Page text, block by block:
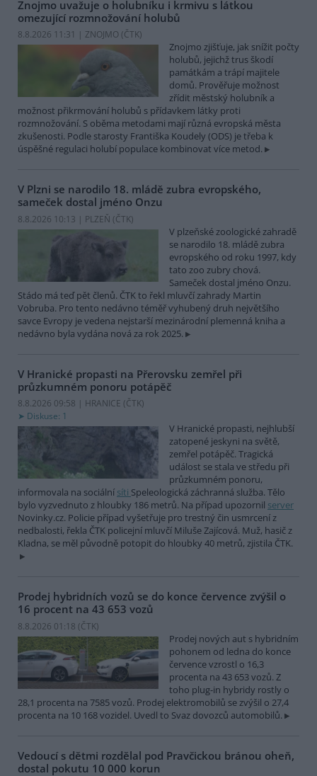
Znojmo uvažuje o holubníku i krmivu s látkou
omezující rozmnožování holubů
8.8.2026 11:31 | ZNOJMO (ČTK)
Znojmo zjišťuje, jak snížit počty
holubů, jejichž trus škodí
památkám a trápí majitele
domů. Prověřuje možnost
zřídit městský holubník a
možnost přikrmování holubů s přídavkem látky proti
rozmnožování. S oběma metodami mají různá evropská města
zkušenosti. Podle starosty Františka Koudely (ODS) je třeba k
úspěšné regulaci holubí populace kombinovat více metod.
V Plzni se narodilo 18. mládě zubra evropského,
sameček dostal jméno Onzu
8.8.2026 10:13 | PLZEŇ (ČTK)
V plzeňské zoologické zahradě
se narodilo 18. mládě zubra
evropského od roku 1997, kdy
tato zoo zubry chová.
Sameček dostal jméno Onzu.
Stádo má teď pět členů. ČTK to řekl mluvčí zahrady Martin
Vobruba. Pro tento nedávno téměř vyhubený druh největšího
savce Evropy je vedena nejstarší mezinárodní plemenná kniha a
nedávno byla vydána nová za rok 2025.
V Hranické propasti na Přerovsku zemřel při
průzkumném ponoru potápěč
8.8.2026 09:58 | HRANICE (ČTK)
Diskuse: 1
V Hranické propasti, nejhlubší
zatopené jeskyni na světě,
zemřel potápěč. Tragická
událost se stala ve středu při
průzkumném ponoru,
informovala na sociální síti Speleologická záchranná služba. Tělo
bylo vyzvednuto z hloubky 186 metrů. Na případ upozornil server
Novinky.cz. Policie případ vyšetřuje pro trestný čin usmrcení z
nedbalosti, řekla ČTK policejní mluvčí Miluše Zajícová. Muž, hasič z
Kladna, se měl původně potopit do hloubky 40 metrů, zjistila ČTK.
Prodej hybridních vozů se do konce července zvýšil o
16 procent na 43 653 vozů
8.8.2026 01:18 (ČTK)
Prodej nových aut s hybridním
pohonem od ledna do konce
července vzrostl o 16,3
procenta na 43 653 vozů. Z
toho plug-in hybridy rostly o
28,1 procenta na 7585 vozů. Prodej elektromobilů se zvýšil o 27,4
procenta na 10 168 vozidel. Uvedl to Svaz dovozců automobilů.
Vedoucí s dětmi rozdělal pod Pravčickou bránou oheň,
dostal pokutu 10 000 korun